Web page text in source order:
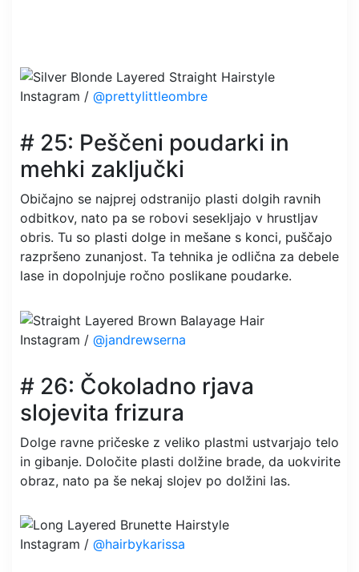
Instagram / @prettylittleombre
# 25: Peščeni poudarki in
mehki zaključki
Običajno se najprej odstranijo plasti dolgih ravnih
odbitkov, nato pa se robovi sesekljajo v hrustljav
obris. Tu so plasti dolge in mešane s konci, puščajo
razpršeno zunanjost. Ta tehnika je odlična za debele
lase in dopolnjuje ročno poslikane poudarke.
Instagram / @jandrewserna
# 26: Čokoladno rjava
slojevita frizura
Dolge ravne pričeske z veliko plastmi ustvarjajo telo
in gibanje. Določite plasti dolžine brade, da uokvirite
obraz, nato pa še nekaj slojev po dolžini las.
Instagram / @hairbykarissa